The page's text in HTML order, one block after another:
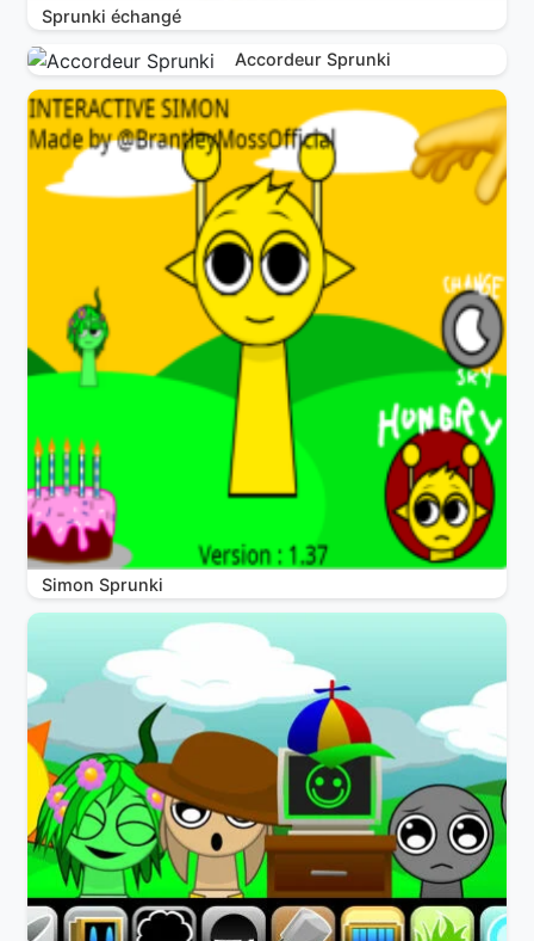
Sprunki échangé
Accordeur Sprunki
Simon Sprunki